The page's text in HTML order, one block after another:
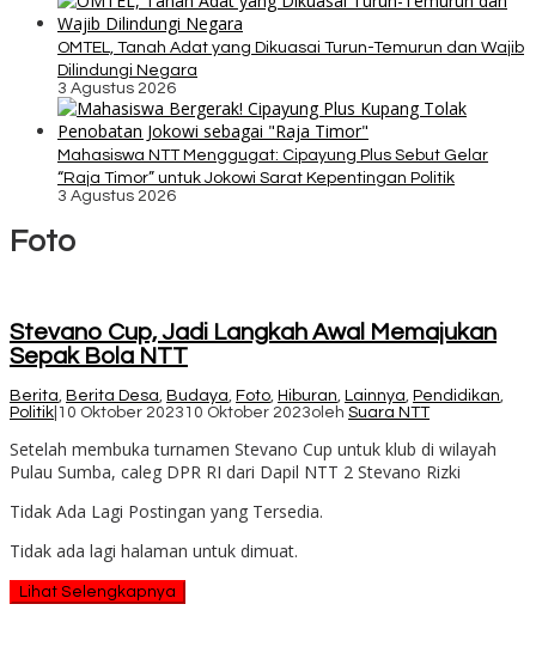
OMTEL, Tanah Adat yang Dikuasai Turun-Temurun dan Wajib
Dilindungi Negara
3 Agustus 2026
Mahasiswa NTT Menggugat: Cipayung Plus Sebut Gelar
“Raja Timor” untuk Jokowi Sarat Kepentingan Politik
3 Agustus 2026
Foto
Stevano Cup, Jadi Langkah Awal Memajukan
Sepak Bola NTT
Berita, Berita Desa, Budaya, Foto, Hiburan, Lainnya, Pendidikan,
Politik 10 Oktober 2023 10 Oktober 2023oleh Suara NTT
Setelah membuka turnamen Stevano Cup untuk klub di wilayah
Pulau Sumba, caleg DPR RI dari Dapil NTT 2 Stevano Rizki
Tidak Ada Lagi Postingan yang Tersedia.
Tidak ada lagi halaman untuk dimuat.
Lihat Selengkapnya